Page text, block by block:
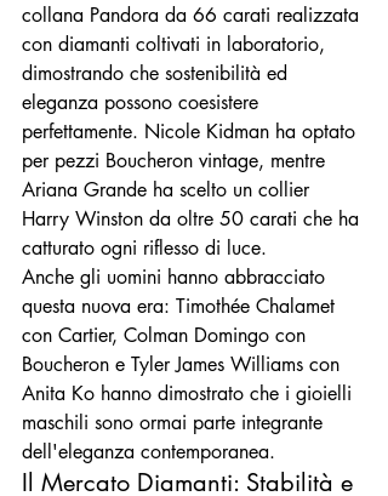
collana Pandora da 66 carati realizzata
con diamanti coltivati in laboratorio,
dimostrando che sostenibilità ed
eleganza possono coesistere
perfettamente. Nicole Kidman ha optato
per pezzi Boucheron vintage, mentre
Ariana Grande ha scelto un collier
Harry Winston da oltre 50 carati che ha
catturato ogni riflesso di luce.
Anche gli uomini hanno abbracciato
questa nuova era: Timothée Chalamet
con Cartier, Colman Domingo con
Boucheron e Tyler James Williams con
Anita Ko hanno dimostrato che i gioielli
maschili sono ormai parte integrante
dell'eleganza contemporanea.
Il Mercato Diamanti: Stabilità e